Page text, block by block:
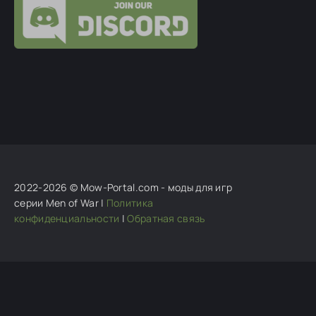
глобальные моды. Поддержки ноль, всем
Рома :Привет мод очень классный.Скажи
пожалуйста будут новые нации?
2022-2026 © Mow-Portal.com - моды для игр
серии Men of War | Политика
конфиденциальности |Обратная связь